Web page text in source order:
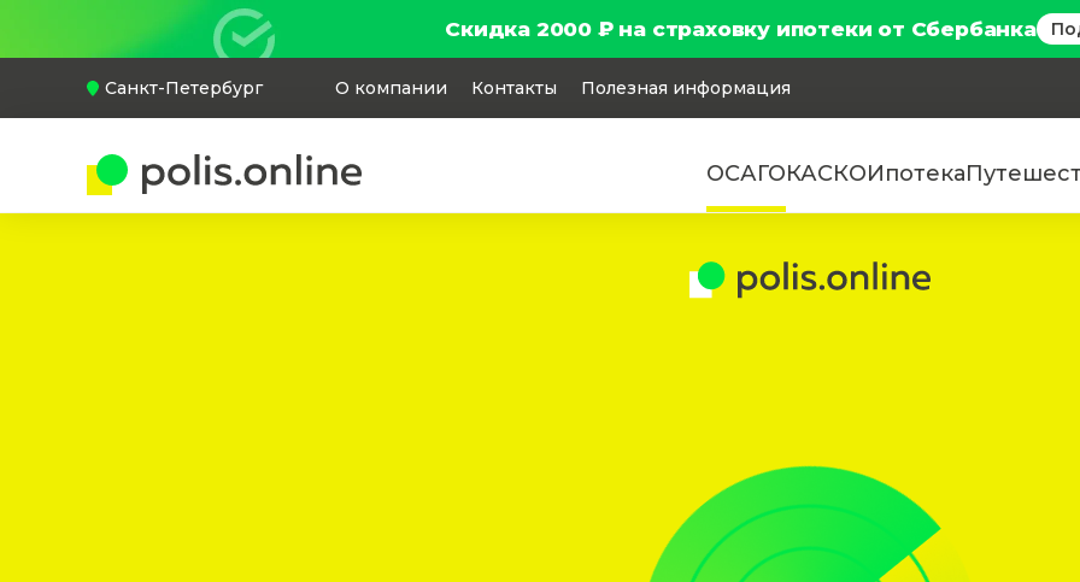
Скидка 2000 ₽ на страховку ипотеки от Сбербанка
Санкт-Петербург О компании Контакты Полезная информация
ОСАГОКАСКОИпотека